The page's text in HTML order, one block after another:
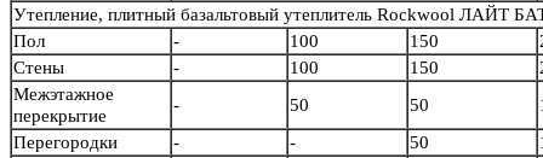
Утепление, плитный базальтовый утеплитель Rockwool ЛАЙТ
Пол
- 100 150
Стены
- 100 150
Межэтажное
перекрытие
- 50 50
Перегородки
- - 50